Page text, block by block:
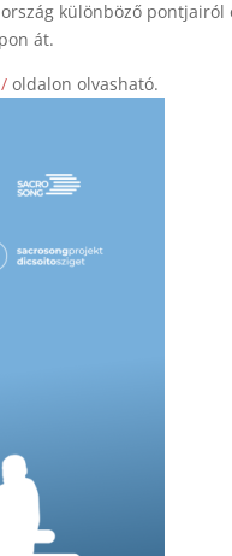
különböző pontjairól
át.
oldalon olvasható.